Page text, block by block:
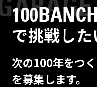
100BANCH
で挑戦し
次の100年をつ
を募集します。